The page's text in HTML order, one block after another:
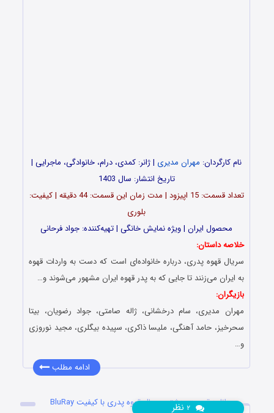
نام کارگردان: مهران مدیری | ژانر: کمدی، درام، خانوادگی، ماجرایی |
تاریخ انتشار: سال 1403
تعداد قسمت‌: 15 اپیزود | مدت زمان این قسمت: 44 دقیقه | کیفیت:
بلوری
محصول ایران | ویژه نمایش خانگی | تهیه‌کننده: جواد فرحانی
خلاصه داستان:
سریال قهوه پدری، درباره خانواده‌‌ای است که دست به واردات قهوه
به ایران می‌‌زنند تا جایی که به پدر قهوه ایران مشهور می‌‌شوند و…
بازیگران:
مهران مدیری، سام درخشانی، ژاله صامتی، جواد رضویان، بیتا
سحرخیز، حامد آهنگی، ملیسا ذاکری، سپیده بیگلری، مجید نوروزی
و…
ادامه مطلب
دانلود قسمت هشتم سریال قهوه پدری با کیفیت BluRay
۲ نظر